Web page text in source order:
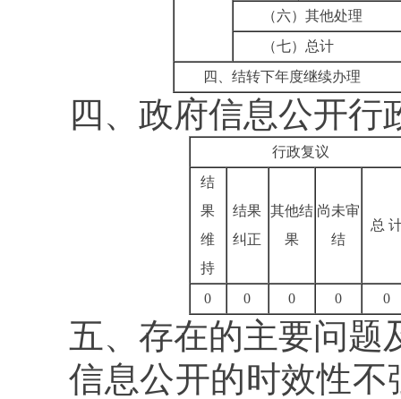
（六）其他处理
（七）总计
四、结转下年度继续办理
四、政府信息公开行
行政复议
结
果
维
持
结果
纠正
其他结
果
尚未审
结
总
0 0 0 0 0
五、存在的主要问题
信息公开的时效性